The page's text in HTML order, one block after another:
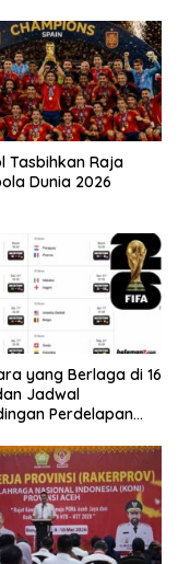
Tasbihkan Raja
Dunia 2026
yang Berlaga di 16
Jadwal
Perdelapan